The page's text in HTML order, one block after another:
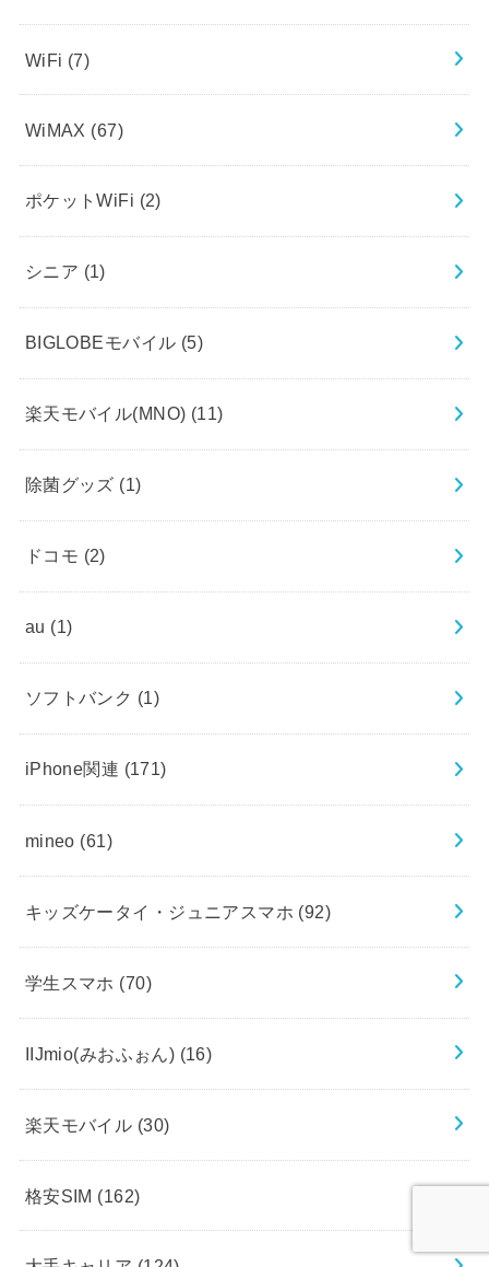
WiFi (7)
WiMAX (67)
ポケットWiFi (2)
シニア (1)
BIGLOBEモバイル (5)
楽天モバイル(MNO) (11)
除菌グッズ (1)
ドコモ (2)
au (1)
ソフトバンク (1)
iPhone関連 (171)
mineo (61)
キッズケータイ・ジュニアスマホ (92)
学生スマホ (70)
IIJmio(みおふぉん) (16)
楽天モバイル (30)
格安SIM (162)